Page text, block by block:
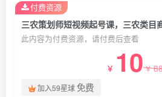
此内容为付费资源，请付费后查看
￥ 10￥
加入59星球免费
付费资源